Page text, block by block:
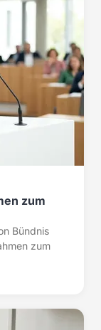
zum
Bündnis
zum